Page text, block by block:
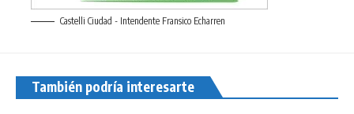
Castelli Ciudad - Intendente Fransico Echarren
También podría interesarte